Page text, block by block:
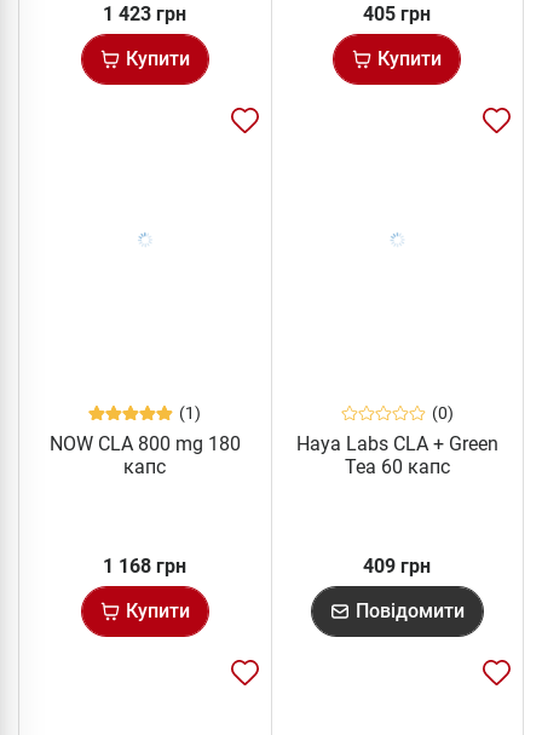
1 423 грн
Купити
405 грн
Купити
(1)
NOW CLA 800 mg 180
капс
1 168 грн
Купити
(0)
Haya Labs CLA + Green
Tea 60 капс
409 грн
Повідомити